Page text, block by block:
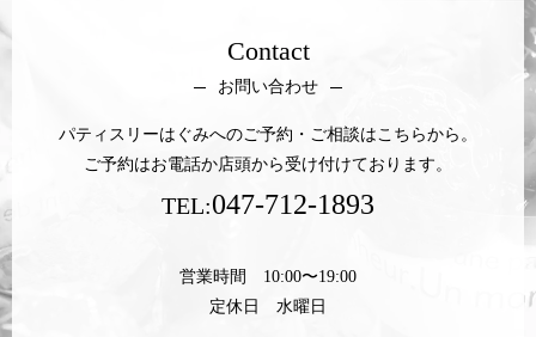
Contact
お問い合わせ
パティスリーはぐみへのご予約・ご相談はこちらから。
ご予約はお電話か店頭から受け付けております。
TEL:047-712-1893
営業時間 10:00〜19:00
定休日 水曜日